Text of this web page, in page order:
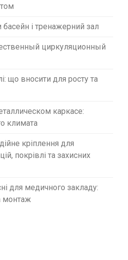
басейн і тренажерний зал
циркуляционный
що вносити для росту та
каркасе:
климата
кріплення для
покрівлі та захисних
для медичного закладу:
монтаж